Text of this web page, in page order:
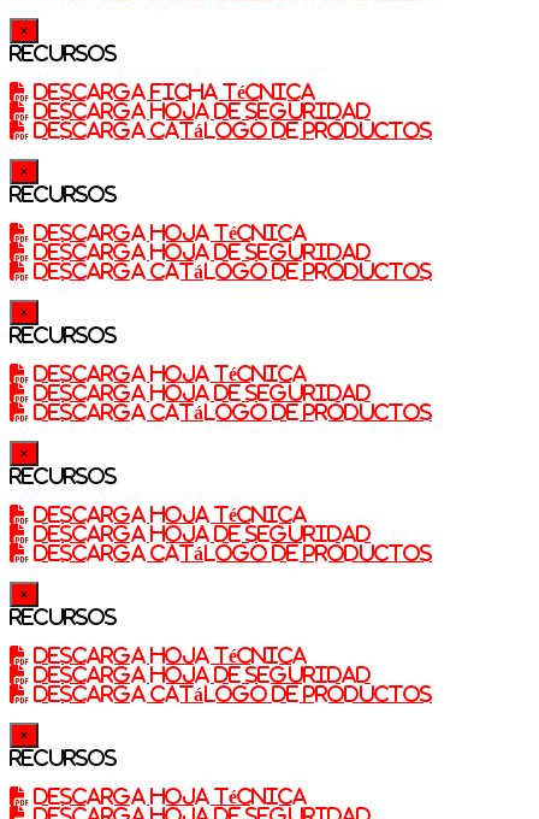
×
Recursos
Descarga ficha técnica
Descarga Hoja de Seguridad
Descarga catálogo de productos
×
Recursos
Descarga Hoja técnica
Descarga Hoja de Seguridad
Descarga catálogo de productos
×
Recursos
Descarga Hoja técnica
Descarga Hoja de seguridad
Descarga catálogo de productos
×
Recursos
Descarga Hoja técnica
Descarga Hoja de Seguridad
Descarga catálogo de productos
×
Recursos
Descarga Hoja técnica
Descarga Hoja de seguridad
Descarga catálogo de productos
×
Recursos
Descarga Hoja técnica
Descarga Hoja de seguridad